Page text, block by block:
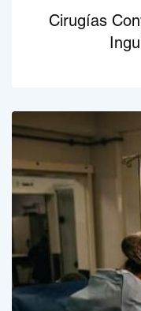
Cirugías